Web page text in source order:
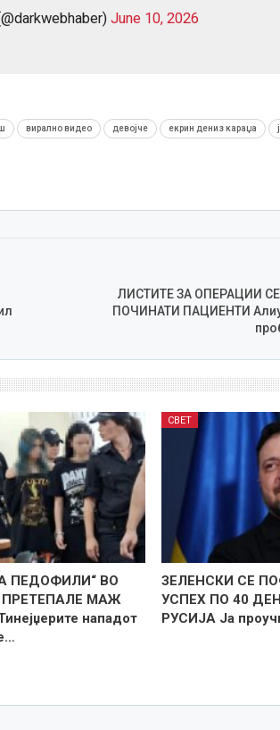
June 10, 2026
вирално видео девојче екрин дениз караџа
ЛИСТИТЕ ЗА ОПЕРАЦИИ
ПОЧИНАТИ ПАЦИЕНТИ Алиу
ПЕДОФИЛИ“ ВО
МАЖ
нападот
СВЕТ
ЗЕЛЕНСКИ СЕ
УСПЕХ ПО 40
РУСИЈА Ја